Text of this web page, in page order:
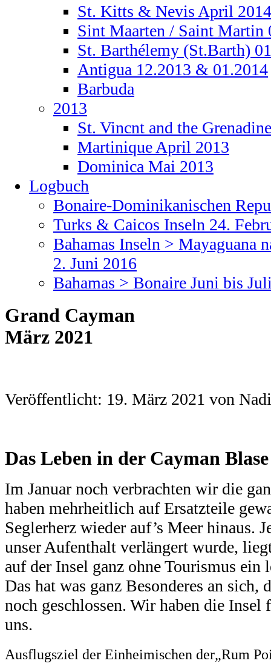
St. Kitts & Nevis April 2014
Sint Maarten / Saint Martin
St. Barthélemy (St.Barth)
Antigua 12.2013 & 01.2014
Barbuda
2013
St. Vincnt and the
Martinique April 2013
Dominica Mai 2013
Logbuch
Bonaire-Dominikanischen
Turks & Caicos Inseln 24.
Bahamas Inseln > Mayaguana
2. Juni 2016
Bahamas > Bonaire Juni bis
Grand
März 2021
Veröffentlicht: 19. März 2021 von
Das Leben in der Cayman
Im Januar noch verbrachten wir die
haben mehrheitlich auf Ersatzteile
Seglerherz wieder auf’s Meer hinaus.
unser Aufenthalt verlängert wurde,
auf der Insel ganz ohne Tourismus ein
Das hat was ganz Besonderes an sich,
noch geschlossen. Wir haben die
uns.
Ausflugsziel der Einheimischen der„Rum